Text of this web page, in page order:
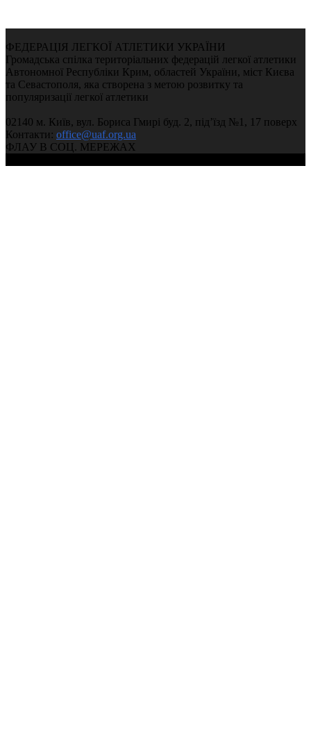
ФЕДЕРАЦІЯ ЛЕГКОЇ АТЛЕТИКИ УКРАЇНИ
Громадська спілка територіальних федерацій легкої атлетики
Автономної Республіки Крим, областей України, міст Києва
та Севастополя, яка створена з метою розвитку та
популяризації легкої атлетики
02140 м. Київ, вул. Бориса Гмирі буд. 2, під’їзд №1, 17 поверх
Контакти: office@uaf.org.ua
ФЛАУ В СОЦ. МЕРЕЖАХ